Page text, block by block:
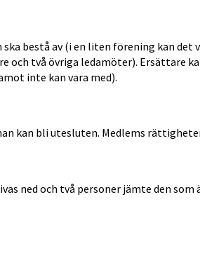
bestå av (i en liten förening kan det
och två övriga ledamöter). Ersättare
inte kan vara med).
kan bli utesluten. Medlems
ned och två personer jämte den som